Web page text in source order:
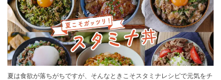
夏は食欲が落ちがちですが、そんなときこそスタミナレシピで元気をチ